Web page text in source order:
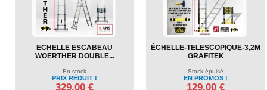
ECHELLE ESCABEAU
WOERTHER DOUBLE...
En stock
PRIX RÉDUIT !
329,00 €
ÉCHELLE-TELESCOPIQUE-3,2M
GRAFITEK
Stock épuisé
EN PROMOS !
129,00 €